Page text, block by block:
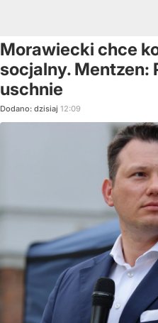
Morawiecki chce
socjalny. Mentzen:
uschnie
Dodano: dzisiaj 12:09